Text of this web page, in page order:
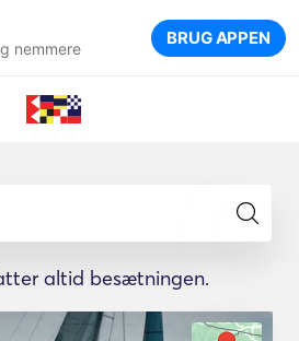
nemmere BRUG APPEN
altid besætningen.